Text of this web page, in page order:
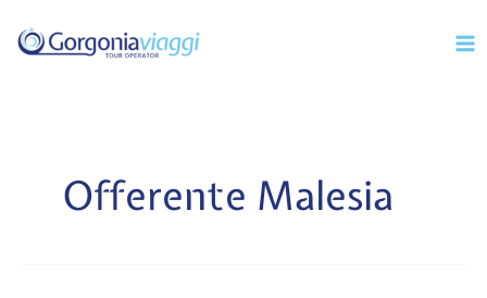
contenuto
Offerente Malesia